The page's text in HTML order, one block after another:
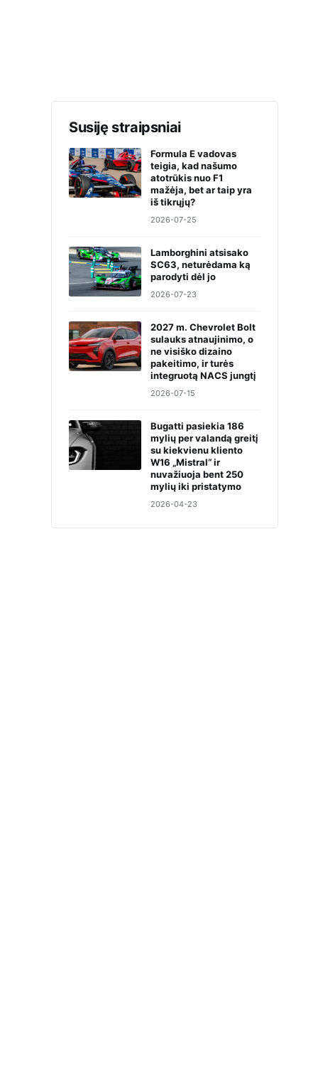
Susiję straipsniai
Formula E vadovas
teigia, kad našumo
atotrūkis nuo F1
mažėja, bet ar taip yra
iš tikrųjų?
2026-07-25
Lamborghini atsisako
SC63, neturėdama ką
parodyti dėl jo
2026-07-23
2027 m. Chevrolet Bolt
sulauks atnaujinimo, o
ne visiško dizaino
pakeitimo, ir turės
integruotą NACS jungtį
2026-07-15
Bugatti pasiekia 186
mylių per valandą greitį
su kiekvienu kliento
W16 „Mistral“ ir
nuvažiuoja bent 250
mylių iki pristatymo
2026-04-23